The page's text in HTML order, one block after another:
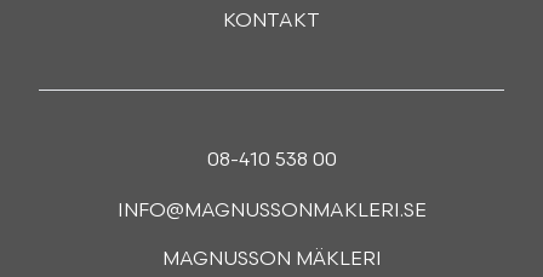
KONTAKT
08-410 538 00
INFO@MAGNUSSONMAKLERI.SE
MAGNUSSON MÄKLERI